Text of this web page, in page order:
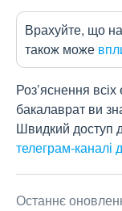
Врахуйте, що
також може
Роз’яснення всіх
бакалаврат ви
Швидкий доступ
телеграм-каналі
Останнє